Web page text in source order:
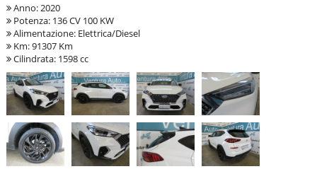
Anno: 2020
Potenza: 136 CV 100 KW
Alimentazione: Elettrica/Diesel
Km: 91307 Km
Cilindrata: 1598 cc